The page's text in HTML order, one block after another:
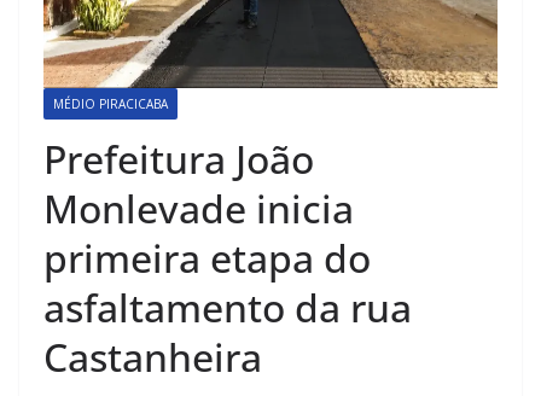
MÉDIO PIRACICABA
Prefeitura João
Monlevade inicia
primeira etapa do
asfaltamento da rua
Castanheira